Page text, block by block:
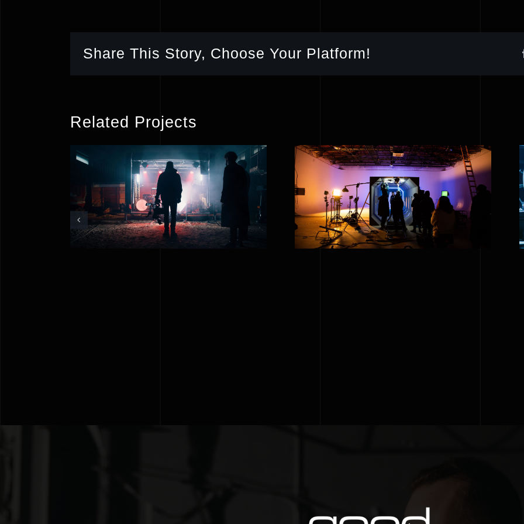
Share This Story, Choose Your Platform!
Related Projects
Crazyplay new music
video
Reflex Victory short
film editing